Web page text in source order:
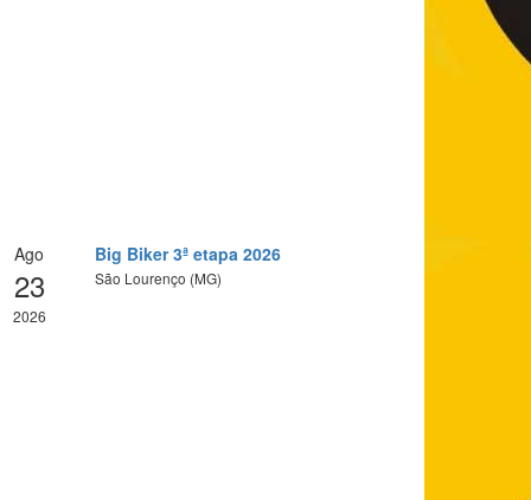
Ago
23
2026
Big Biker 3ª etapa 2026
São Lourenço (MG)